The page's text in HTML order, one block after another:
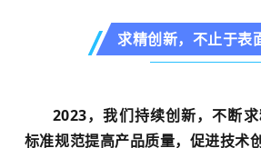
求精创新，不止于表
2023，我们持续创新，不断求
标准规范提高产品质量，促进技术